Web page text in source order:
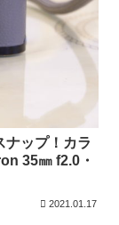
ナップ！カラ
35㎜ f2.0・
2021.01.17